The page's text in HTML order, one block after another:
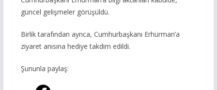
güncel gelişmeler görüşüldü.
Birlik tarafından ayrıca, Cumhurbaşkanı Erhürman’a
ziyaret anısına hediye takdim edildi.
Şununla paylaş: